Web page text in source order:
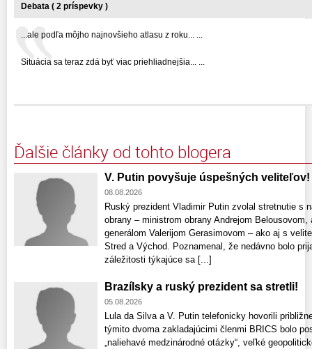
Debata ( 2 príspevky )
...ale podľa môjho najnovšieho atlasu z roku... ...
Situácia sa teraz zdá byť viac priehliadnejšia... ...
Ďalšie články od tohto blogera
V. Putin povyšuje úspešných veliteľov!
08.08.2026
Ruský prezident Vladimir Putin zvolal stretnutie s
obrany – ministrom obrany Andrejom
generálom Valerijom Gerasimovom – ako aj s
Stred a Východ. Poznamenal, že nedávno bolo
záležitosti týkajúce sa [...]
Brazílsky a ruský prezident sa stretli!
05.08.2026
Lula da Silva a V. Putin telefonicky hovorili
týmito dvoma zakladajúcimi členmi BRICS bolo
„naliehavé medzinárodné otázky“, veľké